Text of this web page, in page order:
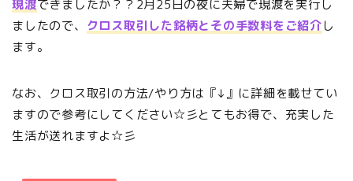
現渡できましたか？？2月25日の夜に夫婦で現渡を実行し
ましたので、
クロス取引した銘柄とその手数料をご紹介し
ます。
なお、クロス取引の方法/やり方は『↓』に詳細を載せてい
ますので参考にしてください☆彡とてもお得で、充実した
生活が送れますよ☆彡